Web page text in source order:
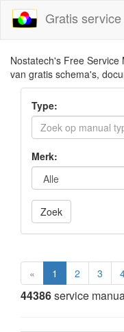
Gratis
Nostatech's Free
van gratis schema's,
Type:
Merk:
Zoek
« 1 2 3
44386service